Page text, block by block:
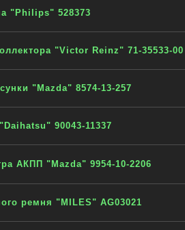
"Philips" 528373
"Victor Reinz" 71-35533-00
"Mazda" 8574-13-257
90043-11337
АКПП "Mazda" 9954-10-2206
ремня "MILES" AG03021